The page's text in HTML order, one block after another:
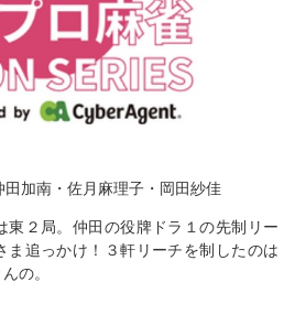
加南・佐月麻理子・岡田紗佳
東２局。仲田の役牌ドラ１の先制リー
ま追っかけ！３軒リーチを制したのは
の。